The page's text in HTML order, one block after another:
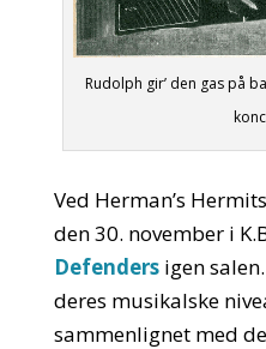
Rudolph gir’ den gas på
Ved Herman’s
den 30. november i
Defendersigen
deres musikalske
sammenlignet med